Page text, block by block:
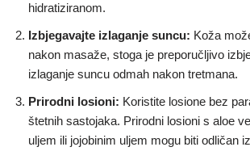
hidratiziranom.
Izbjegavajte izlaganje suncu: Koža
nakon masaže, stoga je preporučljivo
izlaganje suncu odmah nakon tretmana.
Prirodni losioni: Koristite losione bez
štetnih sastojaka. Prirodni losioni s aloe
uljem ili jojobinim uljem mogu biti odličan